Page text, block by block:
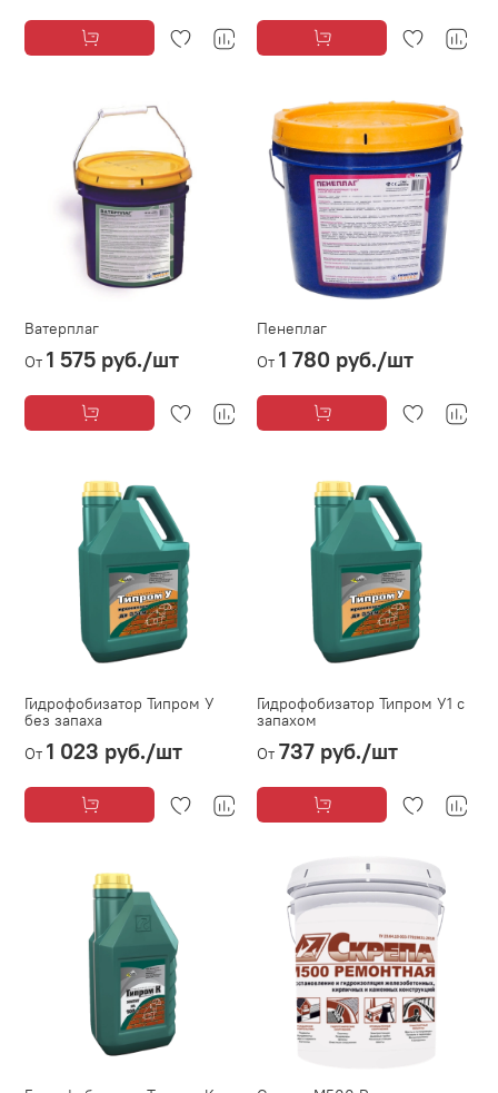
Ватерплаг
От 1 575 руб./шт
Пенеплаг
От 1 780 руб./шт
Гидрофобизатор Типром У
без запаха
От 1 023 руб./шт
Гидрофобизатор Типром У1 с
запахом
От 737 руб./шт